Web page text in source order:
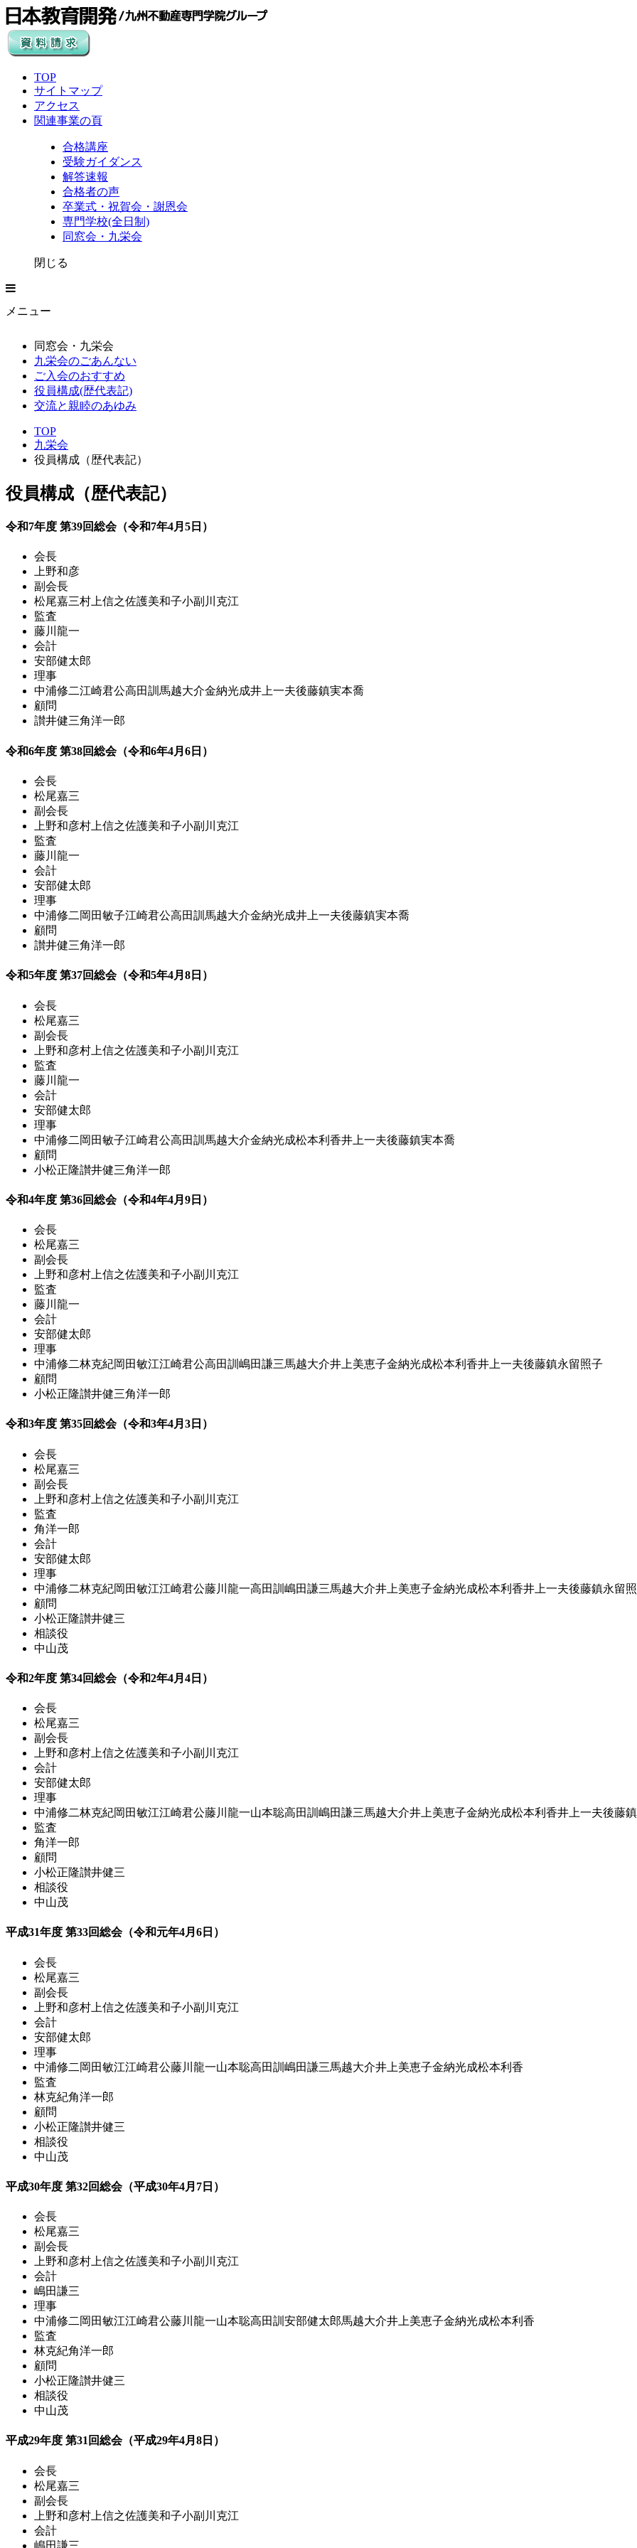
TOP
サイトマップ
アクセス
関連事業の頁
合格講座
受験ガイダンス
解答速報
合格者の声
卒業式・祝賀会・謝恩会
専門学校(全日制)
同窓会・九栄会
閉じる
メニュー
同窓会・九栄会
九栄会のごあんない
ご入会のおすすめ
役員構成(歴代表記)
交流と親睦のあゆみ
TOP
九栄会
役員構成（歴代表記）
役員構成（歴代表記）
令和7年度 第39回総会（令和7年4月5日）
会長
上野和彦
副会長
松尾嘉三村上信之佐護美和子小副川克江
監査
藤川龍一
会計
安部健太郎
理事
中浦修二江崎君公高田訓 馬越大介金納光成井上一夫後藤鎮実本喬
顧問
讃井健三角洋一郎
令和6年度 第38回総会（令和6年4月6日）
会長
松尾嘉三
副会長
上野和彦村上信之佐護美和子小副川克江
監査
藤川龍一
会計
安部健太郎
理事
中浦修二 岡田敏子江崎君公高田訓 馬越大介金納光成井上一夫後藤鎮実本喬
顧問
讃井健三角洋一郎
令和5年度 第37回総会（令和5年4月8日）
会長
松尾嘉三
副会長
上野和彦村上信之佐護美和子小副川克江
監査
藤川龍一
会計
安部健太郎
理事
中浦修二 岡田敏子江崎君公高田訓 馬越大介金納光成松本利香井上一夫後藤鎮実本喬
顧問
小松正隆讃井健三角洋一郎
令和4年度 第36回総会（令和4年4月9日）
会長
松尾嘉三
副会長
上野和彦村上信之佐護美和子小副川克江
監査
藤川龍一
会計
安部健太郎
理事
中浦修二林克紀岡田敏江江崎君公高田訓 嶋田謙三馬越大介井上美恵子金納光成松本利香井上一夫後藤鎮永留照子
顧問
小松正隆讃井健三角洋一郎
令和3年度 第35回総会（令和3年4月3日）
会長
松尾嘉三
副会長
上野和彦村上信之佐護美和子小副川克江
監査
角洋一郎
会計
安部健太郎
理事
中浦修二林克紀岡田敏江江崎君公藤川龍一高田訓 嶋田謙三馬越大介井上美恵子金納光成松本利香井上一夫後藤鎮永留
顧問
小松正隆讃井健三
相談役
中山茂
令和2年度 第34回総会（令和2年4月4日）
会長
松尾嘉三
副会長
上野和彦村上信之佐護美和子小副川克江
会計
安部健太郎
理事
中浦修二林克紀岡田敏江江崎君公藤川龍一山本聡高田訓 嶋田謙三馬越大介井上美恵子金納光成松本利香井上一夫後藤鎮
監査
角洋一郎
顧問
小松正隆讃井健三
相談役
中山茂
平成31年度 第33回総会（令和元年4月6日）
会長
松尾嘉三
副会長
上野和彦村上信之佐護美和子小副川克江
会計
安部健太郎
理事
中浦修二 岡田敏江江崎君公藤川龍一山本聡高田訓 嶋田謙三馬越大介井上美恵子金納光成松本利香
監査
林克紀角洋一郎
顧問
小松正隆讃井健三
相談役
中山茂
平成30年度 第32回総会（平成30年4月7日）
会長
松尾嘉三
副会長
上野和彦村上信之佐護美和子小副川克江
会計
嶋田謙三
理事
中浦修二 岡田敏江江崎君公藤川龍一山本聡高田訓 安部健太郎馬越大介井上美恵子金納光成松本利香
監査
林克紀角洋一郎
顧問
小松正隆讃井健三
相談役
中山茂
平成29年度 第31回総会（平成29年4月8日）
会長
松尾嘉三
副会長
上野和彦村上信之佐護美和子小副川克江
会計
嶋田謙三